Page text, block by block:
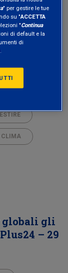
CLIMA
globali gli
– 29
" per gestire le tue
su "ACCETTA
"Continua
di default e la
di